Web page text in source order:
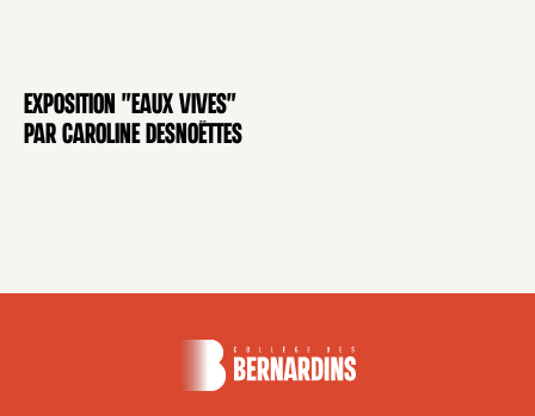
EXPOSITION
Exposition "Eaux Vives"
par Caroline Desnoëttes